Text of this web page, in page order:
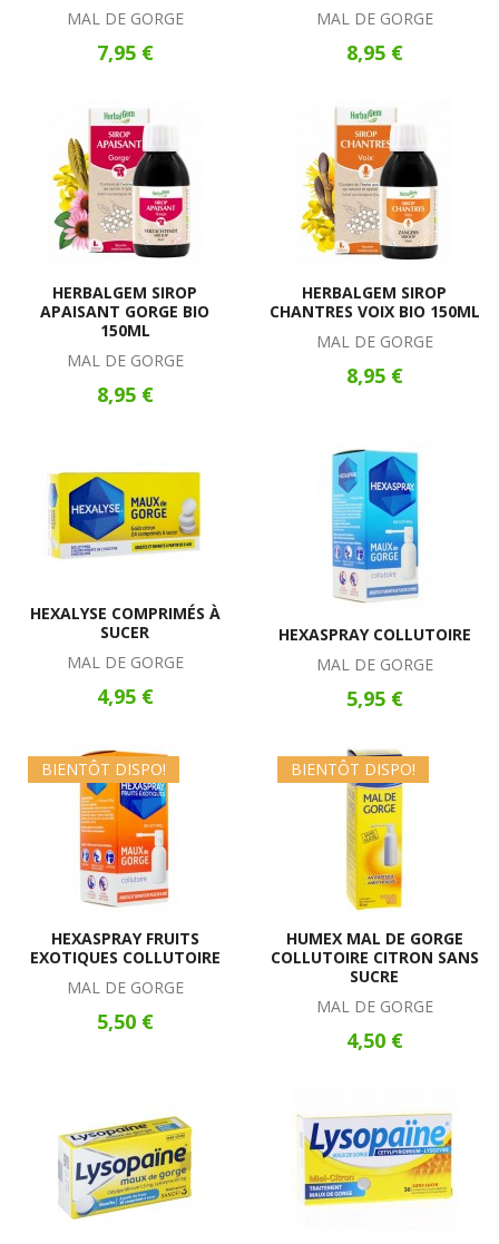
MAL DE GORGE
7,95 €
MAL DE GORGE
8,95 €
HERBALGEM SIROP
APAISANT GORGE BIO
150ML
MAL DE GORGE
8,95 €
HERBALGEM SIROP
CHANTRES VOIX BIO 150ML
MAL DE GORGE
8,95 €
HEXALYSE COMPRIMÉS À
SUCER
MAL DE GORGE
4,95 €
HEXASPRAY COLLUTOIRE
MAL DE GORGE
5,95 €
BIENTÔT DISPO!
HEXASPRAY FRUITS
EXOTIQUES COLLUTOIRE
MAL DE GORGE
5,50 €
BIENTÔT DISPO!
HUMEX MAL DE GORGE
COLLUTOIRE CITRON SANS
SUCRE
MAL DE GORGE
4,50 €